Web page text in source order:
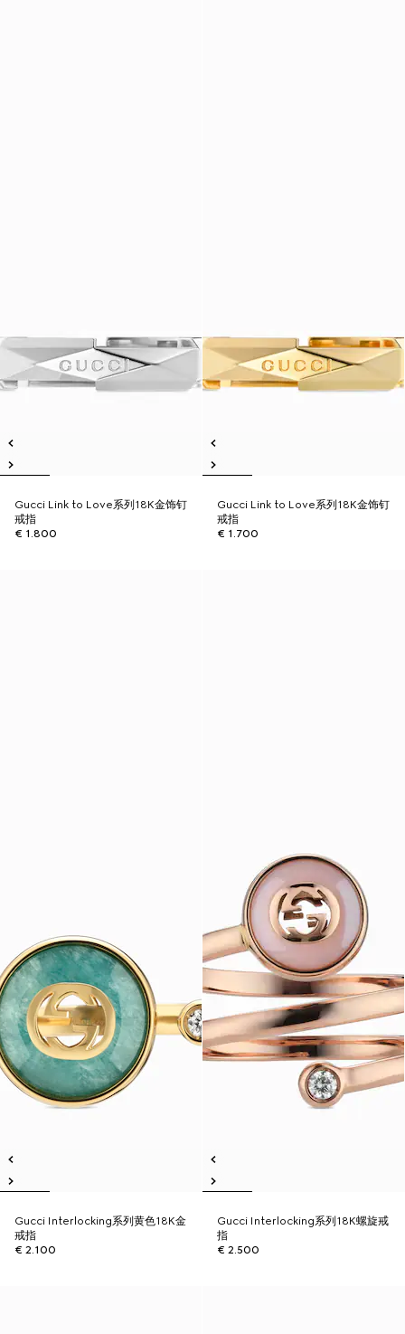
Gucci Link to Love系列18K金饰钉
戒指
€ 1.800
Gucci Link to Love系列18K金饰钉
戒指
€ 1.700
Gucci Interlocking系列黄色18K金
戒指
€ 2.100
Gucci Interlocking系列18K螺旋戒
指
€ 2.500